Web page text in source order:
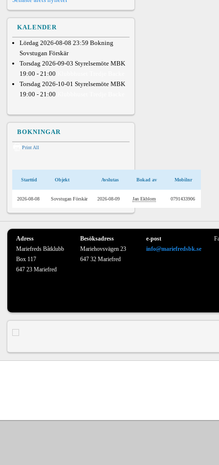
KALENDER
Lördag 2026-08-08 23:59 Bokning
Sovstugan Förskär
Torsdag 2026-09-03 Styrelsemöte MBK
19:00 - 21:00
Torsdag 2026-10-01 Styrelsemöte MBK
19:00 - 21:00
BOKNINGAR
Print All
Starttid Objekt Avslutas Bokad av Mobilnr
2026-08-08 Sovstugan Förskär 2026-08-09 Jan Ekblom 0791433906
Adress Besöksadress e-post
Mariefreds Båtklubb
Box 117
647 23 Mariefred
Mariehovsvägen 23
647 32 Mariefred
info@mariefredsbk.se